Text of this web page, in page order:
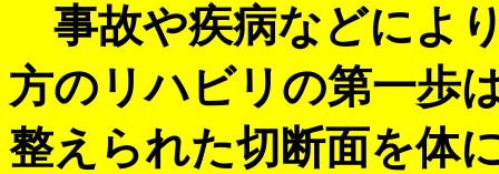
事故や疾病などによ
方のリハビリの第一歩
整えられた切断面を体